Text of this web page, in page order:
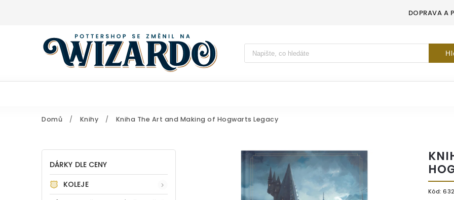
DOPRAVA A
Vyhledávání
Domů / Knihy / Kniha The Art and Making of Hogwarts Legacy
DÁRKY DLE CENY
KOLEJE
Kód: